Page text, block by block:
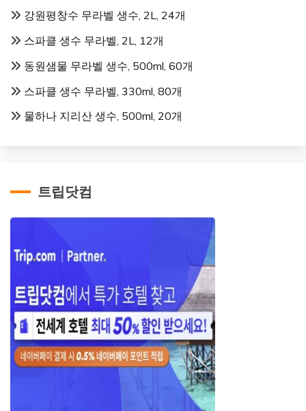
강원평창수 무라벨 생수, 2L, 24개
스파클 생수 무라벨, 2L, 12개
동원샘물 무라벨 생수, 500ml, 60개
스파클 생수 무라벨, 330ml, 80개
물하나 지리산 생수, 500ml, 20개
트립닷컴